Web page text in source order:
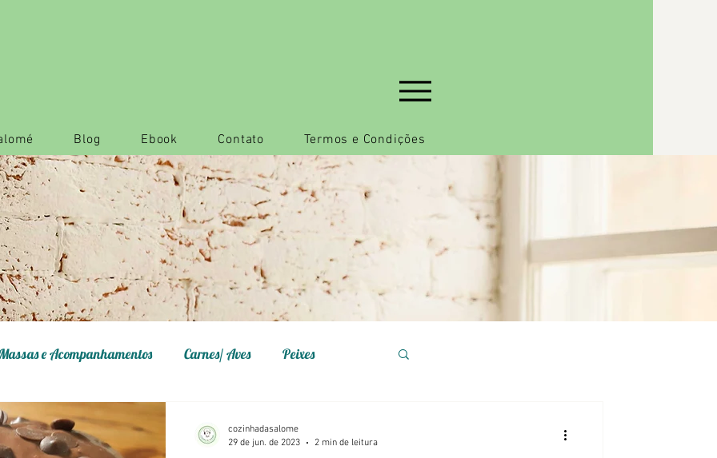
Blog Ebook Contato Termos e Condições
Massas e Acompanhamentos Carnes/ Aves Peixes
cozinhadasalome
29 de jun. de 2023
2 min de leitura